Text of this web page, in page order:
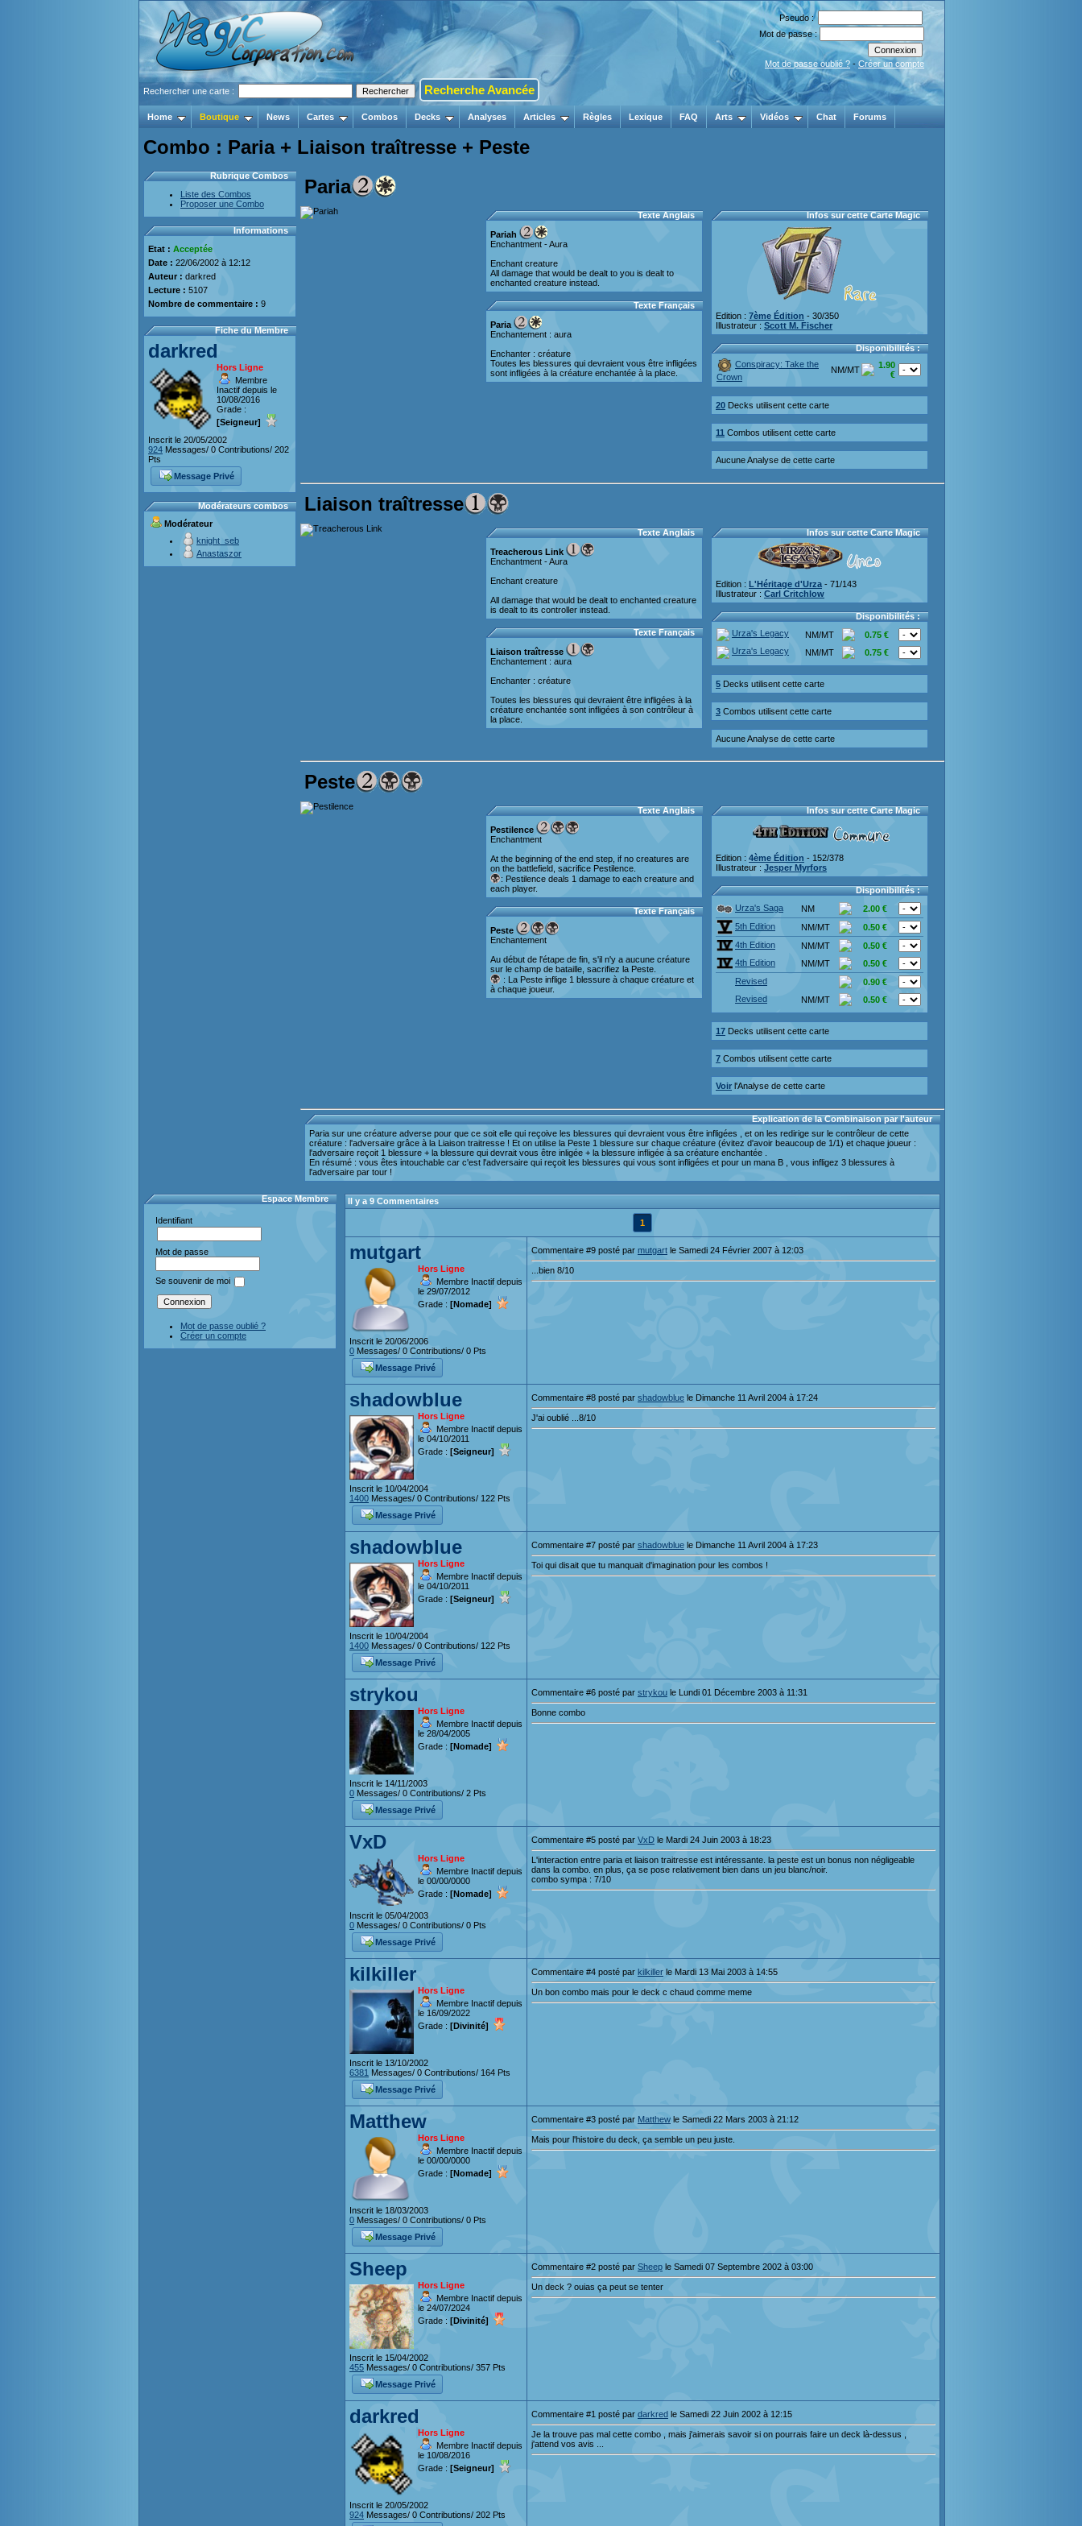
Pseudo :
Mot de passe :
Mot de passe oublié ? - Créer un compte
Rechercher une carte : Recherche Avancée
Home Boutique News Cartes Combos Decks Analyses Articles Règles Lexique FAQ Arts Vidéos Chat Forums
Combo : Paria + Liaison traîtresse + Peste
Rubrique Combos
Liste des Combos
Proposer une Combo
Informations
Etat : Acceptée
Date : 22/06/2002 à 12:12
Auteur : darkred
Lecture : 5107
Nombre de commentaire : 9
Fiche du Membre
darkred
Hors Ligne
Membre
Inactif depuis le
10/08/2016
Grade :
[Seigneur]
Inscrit le 20/05/2002
924 Messages/ 0 Contributions/ 202
Pts
Message Privé
Modérateurs combos
Modérateur
knight_seb
Anastaszor
Paria
Texte Anglais
Pariah
Enchantment - Aura
Enchant creature
All damage that would be dealt to you is dealt to
enchanted creature instead.
Texte Français
Paria
Enchantement : aura
Enchanter : créature
Toutes les blessures qui devraient vous être infligées
sont infligées à la créature enchantée à la place.
Infos sur cette Carte Magic
Edition : 7ème Édition - 30/350
Illustrateur : Scott M. Fischer
Disponibilités :
Conspiracy: Take the
Crown
NM/MT
1.90
€
20 Decks utilisent cette carte
11 Combos utilisent cette carte
Aucune Analyse de cette carte
Liaison traîtresse
Texte Anglais
Treacherous Link
Enchantment - Aura
Enchant creature
All damage that would be dealt to enchanted creature
is dealt to its controller instead.
Texte Français
Liaison traîtresse
Enchantement : aura
Enchanter : créature
Toutes les blessures qui devraient être infligées à la
créature enchantée sont infligées à son contrôleur à
la place.
Infos sur cette Carte Magic
Edition : L'Héritage d'Urza - 71/143
Illustrateur : Carl Critchlow
Disponibilités :
Urza's Legacy
NM/MT
0.75 €
Urza's Legacy
NM/MT 0.75 €
5 Decks utilisent cette carte
3 Combos utilisent cette carte
Aucune Analyse de cette carte
Peste
Texte Anglais
Pestilence
Enchantment
At the beginning of the end step, if no creatures are
on the battlefield, sacrifice Pestilence.
: Pestilence deals 1 damage to each creature and
each player.
Texte Français
Peste
Enchantement
Au début de l'étape de fin, s'il n'y a aucune créature
sur le champ de bataille, sacrifiez la Peste.
: La Peste inflige 1 blessure à chaque créature et
à chaque joueur.
Infos sur cette Carte Magic
Edition : 4ème Édition - 152/378
Illustrateur : Jesper Myrfors
Disponibilités :
Urza's Saga
NM
2.00 €
5th Edition
NM/MT
0.50 €
4th Edition
NM/MT
0.50 €
4th Edition
NM/MT
0.50 €
Revised
0.90 €
Revised
NM/MT 0.50 €
17 Decks utilisent cette carte
7 Combos utilisent cette carte
Voir l'Analyse de cette carte
Explication de la Combinaison par l'auteur
Paria sur une créature adverse pour que ce soit elle qui reçoive les blessures qui devraient vous être infligées , et on les redirige sur le contrôleur de cette
créature : l'adversaire grâce à la Liaison traitresse ! Et on utilise la Peste 1 blessure sur chaque créature (évitez d'avoir beaucoup de 1/1) et chaque joueur :
l'adversaire reçoit 1 blessure + la blessure qui devrait vous être inligée + la blessure infligée à sa créature enchantée .
En résumé : vous êtes intouchable car c'est l'adversaire qui reçoit les blessures qui vous sont infligées et pour un mana B , vous infligez 3 blessures à
l'adversaire par tour !
Espace Membre
Identifiant
Mot de passe
Se souvenir de moi
Mot de passe oublié ?
Créer un compte
Il y a 9 Commentaires
1
mutgart
Hors Ligne
Membre Inactif depuis
le 29/07/2012
Grade : [Nomade]
Inscrit le 20/06/2006
0 Messages/ 0 Contributions/ 0 Pts
Message Privé
Commentaire #9 posté par mutgart le Samedi 24 Février 2007 à 12:03
...bien 8/10
shadowblue
Hors Ligne
Membre Inactif depuis
le 04/10/2011
Grade : [Seigneur]
Inscrit le 10/04/2004
1400 Messages/ 0 Contributions/ 122 Pts
Message Privé
Commentaire #8 posté par shadowblue le Dimanche 11 Avril 2004 à 17:24
J'ai oublié ...8/10
shadowblue
Hors Ligne
Membre Inactif depuis
le 04/10/2011
Grade : [Seigneur]
Inscrit le 10/04/2004
1400 Messages/ 0 Contributions/ 122 Pts
Message Privé
Commentaire #7 posté par shadowblue le Dimanche 11 Avril 2004 à 17:23
Toi qui disait que tu manquait d'imagination pour les combos !
strykou
Hors Ligne
Membre Inactif depuis
le 28/04/2005
Grade : [Nomade]
Inscrit le 14/11/2003
0 Messages/ 0 Contributions/ 2 Pts
Message Privé
Commentaire #6 posté par strykou le Lundi 01 Décembre 2003 à 11:31
Bonne combo
VxD
Hors Ligne
Membre Inactif depuis
le 00/00/0000
Grade : [Nomade]
Inscrit le 05/04/2003
0 Messages/ 0 Contributions/ 0 Pts
Message Privé
Commentaire #5 posté par VxD le Mardi 24 Juin 2003 à 18:23
L'interaction entre paria et liaison traitresse est intéressante. la peste est un bonus non négligeable
dans la combo. en plus, ça se pose relativement bien dans un jeu blanc/noir.
combo sympa : 7/10
kilkiller
Hors Ligne
Membre Inactif depuis
le 16/09/2022
Grade : [Divinité]
Inscrit le 13/10/2002
6381 Messages/ 0 Contributions/ 164 Pts
Message Privé
Commentaire #4 posté par kilkiller le Mardi 13 Mai 2003 à 14:55
Un bon combo mais pour le deck c chaud comme meme
Matthew
Hors Ligne
Membre Inactif depuis
le 00/00/0000
Grade : [Nomade]
Inscrit le 18/03/2003
0 Messages/ 0 Contributions/ 0 Pts
Message Privé
Commentaire #3 posté par Matthew le Samedi 22 Mars 2003 à 21:12
Mais pour l'histoire du deck, ça semble un peu juste.
Sheep
Hors Ligne
Membre Inactif depuis
le 24/07/2024
Grade : [Divinité]
Inscrit le 15/04/2002
455 Messages/ 0 Contributions/ 357 Pts
Message Privé
Commentaire #2 posté par Sheep le Samedi 07 Septembre 2002 à 03:00
Un deck ? ouias ça peut se tenter
darkred
Hors Ligne
Membre Inactif depuis
le 10/08/2016
Grade : [Seigneur]
Inscrit le 20/05/2002
924 Messages/ 0 Contributions/ 202 Pts
Commentaire #1 posté par darkred le Samedi 22 Juin 2002 à 12:15
Je la trouve pas mal cette combo , mais j'aimerais savoir si on pourrais faire un deck là-dessus ,
j'attend vos avis ...